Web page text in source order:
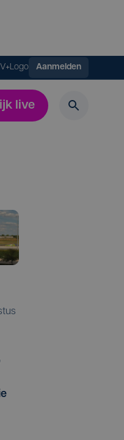
Logo Aanmelden
live